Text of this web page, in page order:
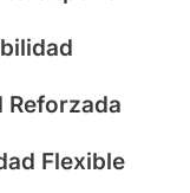
Reforzada
Flexible